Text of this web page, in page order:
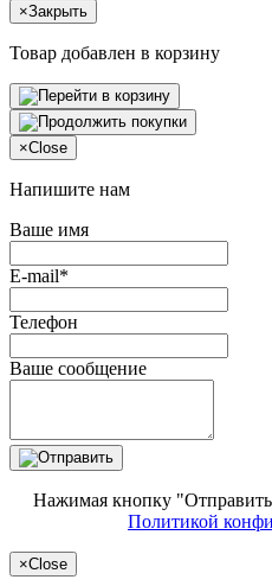
×Закрыть
Товар добавлен в корзину
×Close
Напишите нам
Ваше имя
E-mail*
Телефон
Ваше сообщение
Нажимая кнопку
Политикой
×Close